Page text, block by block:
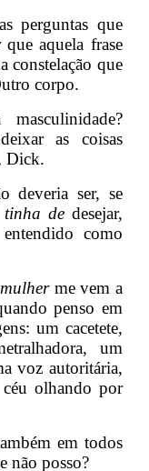
perguntas que
aquela frase
constelação que
corpo.
as coisas
Dick.
deveria ser, se
tinha de desejar,
como
mulherme vem a
penso em
um cacetete,
um
voz autoritária,
olhando por
em todos
não posso?